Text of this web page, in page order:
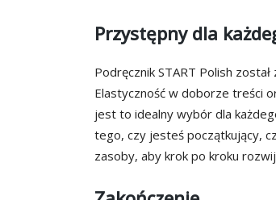
Przystępny dla
Podręcznik START Polish
Elastyczność w doborze treści
jest to idealny wybór dla
tego, czy jesteś początkujący,
zasoby, aby krok po kroku